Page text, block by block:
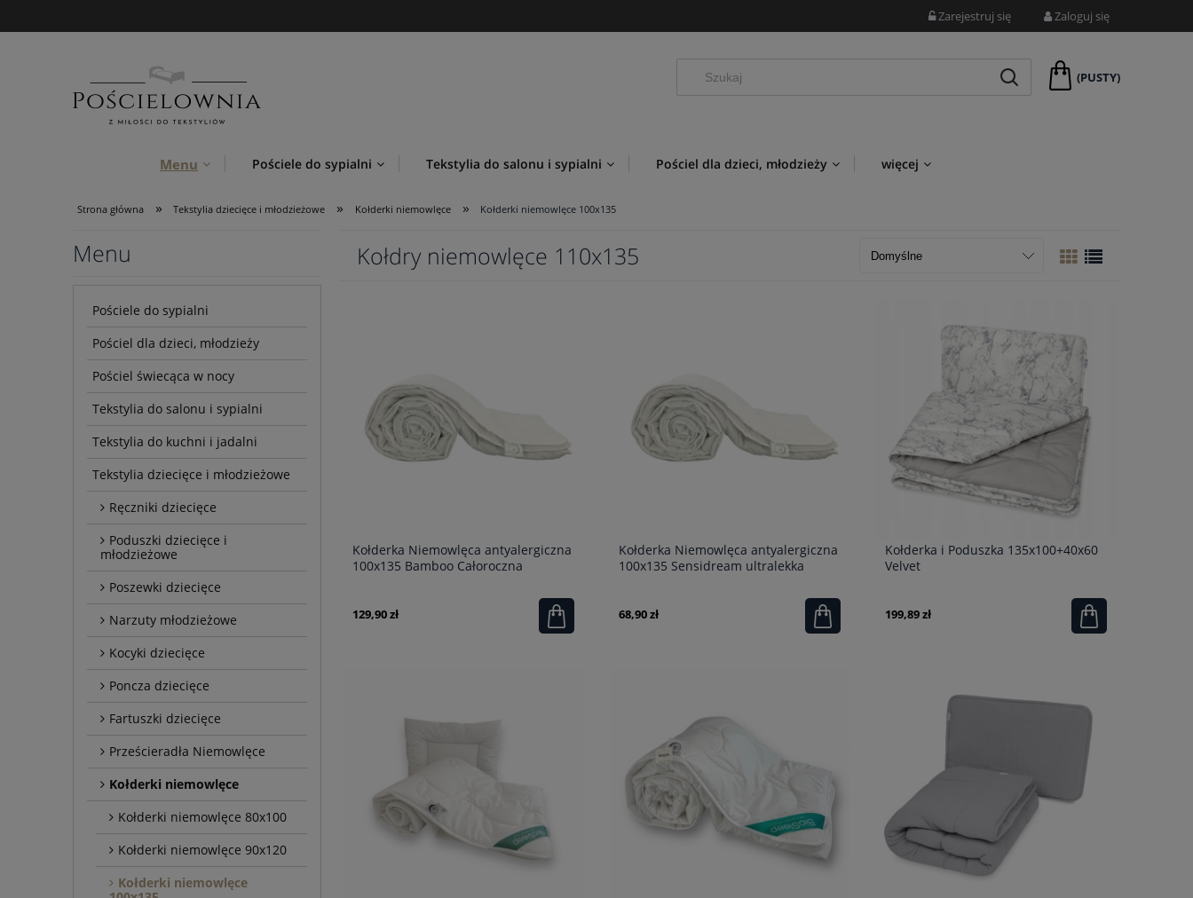
Zarejestruj się Zaloguj się
(PUSTY)
Menu Pościele do sypialni Tekstylia do salonu i sypialni Pościel dla dzieci, młodzieży więcej
Strona główna » Tekstylia dziecięce i młodzieżowe » Kołderki niemowlęce » Kołderki niemowlęce 100x135
Menu
Pościele do sypialni
Pościel dla dzieci, młodzieży
Pościel świecąca w nocy
Tekstylia do salonu i sypialni
Tekstylia do kuchni i jadalni
Tekstylia dziecięce i młodzieżowe
Ręczniki dziecięce
Poduszki dziecięce i
młodzieżowe
Poszewki dziecięce
Narzuty młodzieżowe
Kocyki dziecięce
Poncza dziecięce
Fartuszki dziecięce
Prześcieradła Niemowlęce
Kołderki niemowlęce
Kołderki niemowlęce 80x100
Kołderki niemowlęce 90x120
Kołderki niemowlęce
Kołdry niemowlęce 110x135
Kołderka Niemowlęca antyalergiczna
100x135 Bamboo Całoroczna
129,90 zł
Kołderka Niemowlęca antyalergiczna
100x135 Sensidream ultralekka
68,90 zł
Kołderka i Poduszka 135x100+40x60
Velvet
199,89 zł